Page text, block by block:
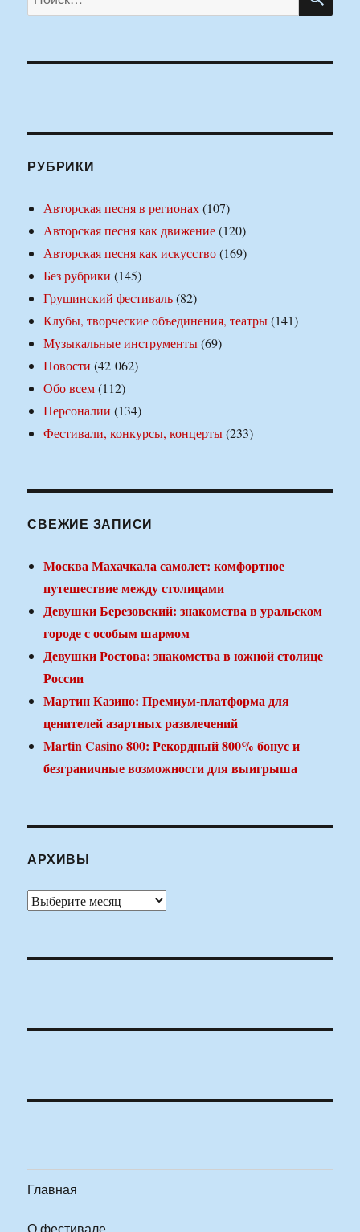
РУБРИКИ
Авторская песня в регионах(107)
Авторская песня как движение(120)
Авторская песня как искусство(169)
Без рубрики (145)
Грушинский фестиваль(82)
Клубы, творческие объединения, театры(141)
Музыкальные инструменты(69)
Новости (42 062)
Обо всем(112)
Персоналии (134)
Фестивали, конкурсы, концерты(233)
СВЕЖИЕ ЗАПИСИ
Москва Махачкала самолет: комфортное
путешествие между столицами
Девушки Березовский: знакомства в уральском
городе с особым шармом
Девушки Ростова: знакомства в южной столице
России
Мартин Казино: Премиум-платформа для
ценителей азартных развлечений
Martin Casino 800: Рекордный 800% бонус и
безграничные возможности для выигрыша
АРХИВЫ
Архивы
Главная